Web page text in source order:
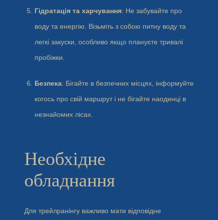
Гідратація та харчування: Не забувайте про
воду та енергію. Візьміть з собою питну воду та
легкі закуски, особливо якщо плануєте тривалі
пробіжки.
Безпека: Бігайте в безпечних місцях, інформуйте
когось про свій маршрут і не бігайте наодинці в
незнайомих лісах.
Необхідне
обладнання
Для трейлранінгу важливо мати відповідне